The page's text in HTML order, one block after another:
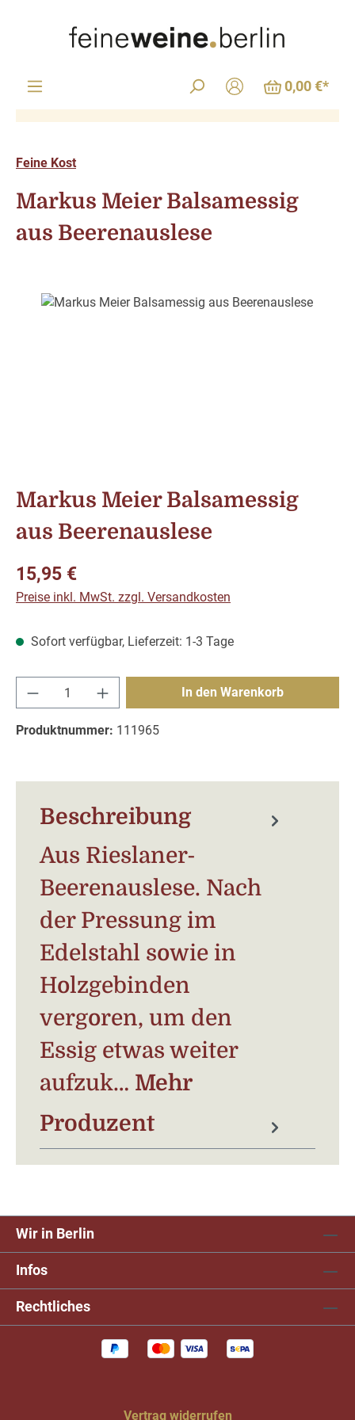
0,00 €*
Feine Kost
Markus Meier Balsamessig
aus Beerenauslese
Bildergalerie überspringen
Markus Meier Balsamessig
aus Beerenauslese
Regulärer Preis:
15,95 €
Preise inkl. MwSt. zzgl. Versandkosten
Sofort verfügbar, Lieferzeit: 1-3 Tage
Produkt Anzahl: Gib den gewünschten
In den Warenkorb
Produktnummer: 111965
Beschreibung
Aus Rieslaner-
Beerenauslese. Nach
der Pressung im
Edelstahl sowie in
Holzgebinden
vergoren, um den
Essig etwas weiter
aufzuk… Mehr
Produzent
Wir in Berlin
Infos
Rechtliches
Vertrag widerrufen